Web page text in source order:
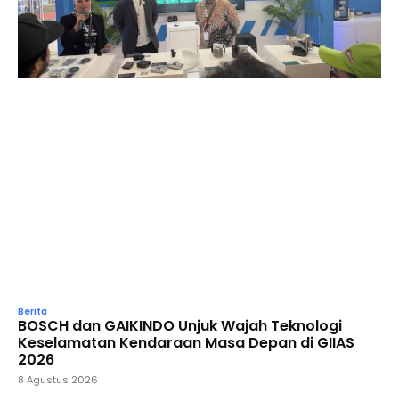
Berita
BOSCH dan GAIKINDO Unjuk Wajah Teknologi
Keselamatan Kendaraan Masa Depan di GIIAS
2026
8 Agustus 2026